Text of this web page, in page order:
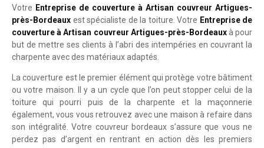
Votre Entreprise de couverture à Artisan couvreur Artigues-
près-Bordeaux est spécialiste de la toiture. Votre Entreprise de
couverture à Artisan couvreur Artigues-près-Bordeauxà pour
but de mettre ses clients à l’abri des intempéries en couvrant la
charpente avec des matériaux adaptés.
La couverture est le premier élément qui protège votre bâtiment
ou votre maison. Il y a un cycle que l’on peut stopper celui de la
toiture qui pourri puis de la charpente et la maçonnerie
également, vous vous retrouvez avec une maison à refaire dans
son intégralité. Votre couvreur bordeaux s’assure que vous ne
perdez pas d’argent en rentrant en action dès les premiers